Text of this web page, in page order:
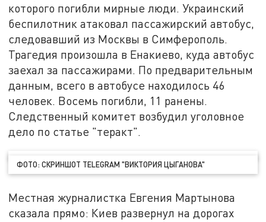
которого погибли мирные люди. Украинский
беспилотник атаковал пассажирский автобус,
следовавший из Москвы в Симферополь.
Трагедия произошла в Енакиево, куда автобус
заехал за пассажирами. По предварительным
данным, всего в автобусе находилось 46
человек. Восемь погибли, 11 ранены.
Следственный комитет возбудил уголовное
дело по статье "теракт".
ФОТО: СКРИНШОТ TELEGRAM "ВИКТОРИЯ ЦЫГАНОВА"
Местная журналистка Евгения Мартынова
сказала прямо: Киев развернул на дорогах